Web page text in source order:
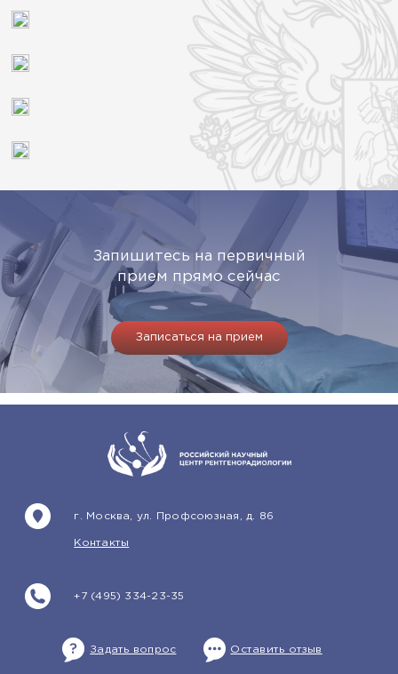
Запишитесь на первичный
прием прямо сейчас
Записаться на прием
+7 (495) 334-23-35
г. Москва, ул. Профсоюзная, д. 86
Контакты
Задать вопрос Оставить отзыв